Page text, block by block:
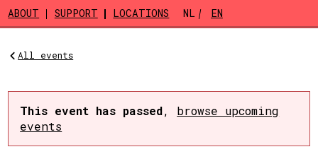
Skip to main content
ABOUT SUPPORT LOCATIONS NL EN
All events
This event has passed, browse upcoming
events